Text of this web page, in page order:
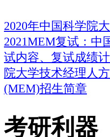
2020年中国科学院
2021MEM复试：中
试内容、复试成绩
院大学技术经理人
(MEM)招生简章
考研利器